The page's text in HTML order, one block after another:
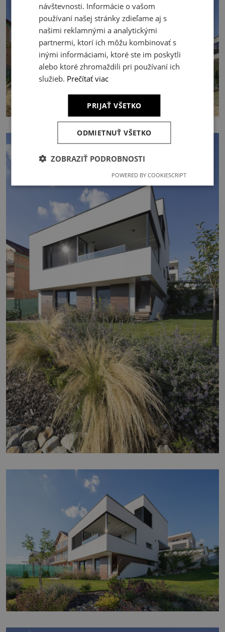
návštevnosti. Informácie o vašom
používaní našej stránky zdieľame aj s
našimi reklamnými a analytickými
partnermi, ktorí ich môžu kombinovať s
inými informáciami, ktoré ste im poskytli
alebo ktoré zhromaždili pri používaní ich
služieb. Prečítať viac
PRIJAŤ VŠETKO
ODMIETNUŤ VŠETKO
ZOBRAZIŤ PODROBNOSTI
POWERED BY COOKIESCRIPT